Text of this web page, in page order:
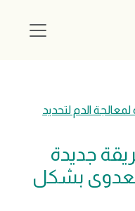
الدم لتحديد
جديدة
العدوى بشكل